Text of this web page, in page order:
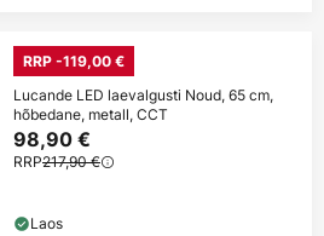
RRP -119,00 €
Lucande LED laevalgusti Noud, 65 cm,
hõbedane, metall, CCT
98,90 €
RRP217,90 €
Laos